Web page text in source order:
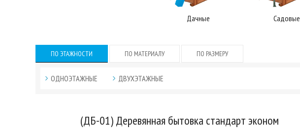
Дачные Садовые
ПО ЭТАЖНОСТИ ПО МАТЕРИАЛУ ПО РАЗМЕРУ
ОДНОЭТАЖНЫЕ ДВУХЭТАЖНЫЕ
(ДБ-01) Деревянная бытовка стандарт эконом